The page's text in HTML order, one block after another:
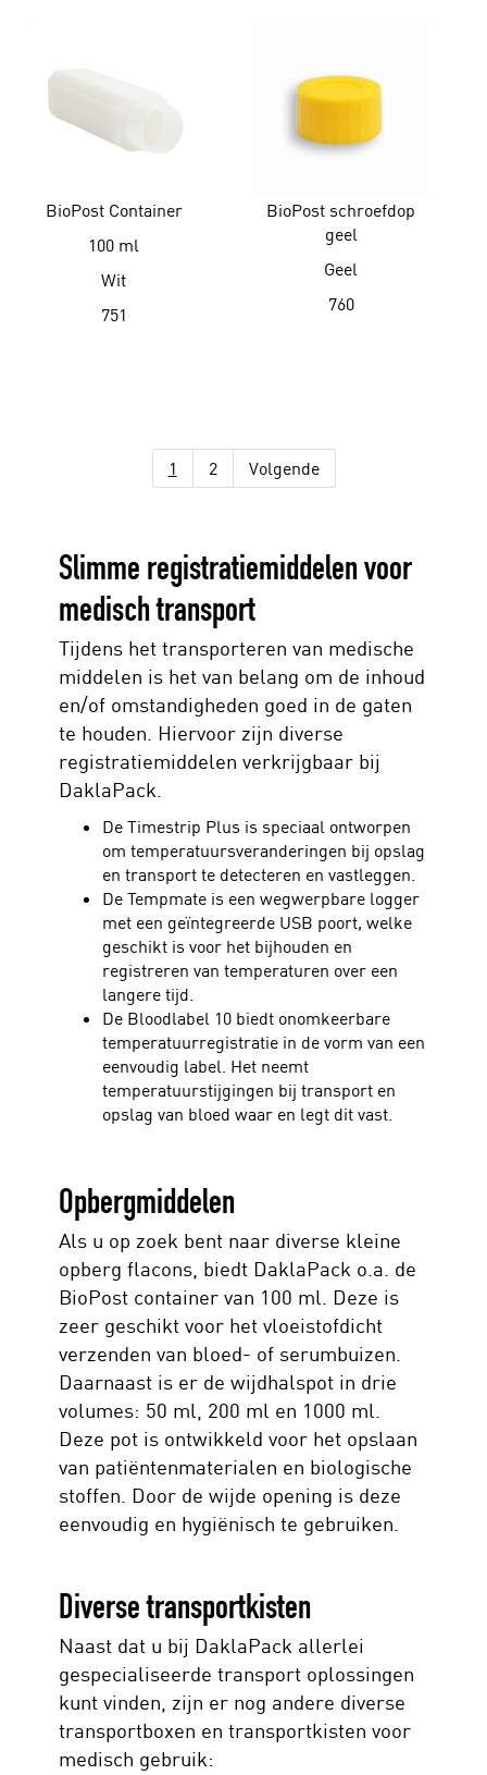
BioPost Container
100 ml
Wit
751
BioPost schroefdop
geel
Geel
760
1 2 Volgende
Slimme registratiemiddelen voor
medisch transport
Tijdens het transporteren van medische
middelen is het van belang om de inhoud
en/of omstandigheden goed in de gaten
te houden. Hiervoor zijn diverse
registratiemiddelen verkrijgbaar bij
DaklaPack.
De Timestrip Plus is speciaal ontworpen
om temperatuursveranderingen bij opslag
en transport te detecteren en vastleggen.
De Tempmate is een wegwerpbare logger
met een geïntegreerde USB poort, welke
geschikt is voor het bijhouden en
registreren van temperaturen over een
langere tijd.
De Bloodlabel 10 biedt onomkeerbare
temperatuurregistratie in de vorm van een
eenvoudig label. Het neemt
temperatuurstijgingen bij transport en
opslag van bloed waar en legt dit vast.
Opbergmiddelen
Als u op zoek bent naar diverse kleine
opberg flacons, biedt DaklaPack o.a. de
BioPost container van 100 ml. Deze is
zeer geschikt voor het vloeistofdicht
verzenden van bloed- of serumbuizen.
Daarnaast is er de wijdhalspot in drie
volumes: 50 ml, 200 ml en 1000 ml.
Deze pot is ontwikkeld voor het opslaan
van patiëntenmaterialen en biologische
stoffen. Door de wijde opening is deze
eenvoudig en hygiënisch te gebruiken.
Diverse transportkisten
Naast dat u bij DaklaPack allerlei
gespecialiseerde transport oplossingen
kunt vinden, zijn er nog andere diverse
transportboxen en transportkisten voor
medisch gebruik: